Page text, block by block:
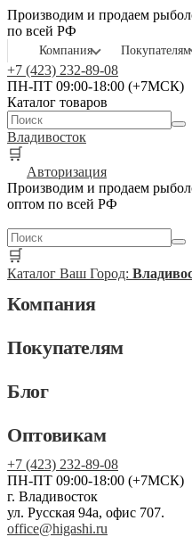
Производим и продаем
по всей РФ
Компания Покупателям
+7 (423) 232-89-08
ПН-ПТ 09:00-18:00 (+7МСК)
Каталог товаров
Владивосток
🛒
Авторизация
Производим и продаем
оптом по всей РФ
🛒
Каталог Ваш Город:
Компания
Покупателям
Блог
Оптовикам
+7 (423) 232-89-08
ПН-ПТ 09:00-18:00 (+7МСК)
г. Владивосток
ул. Русская 94а, офис 707.
office@higashi.ru